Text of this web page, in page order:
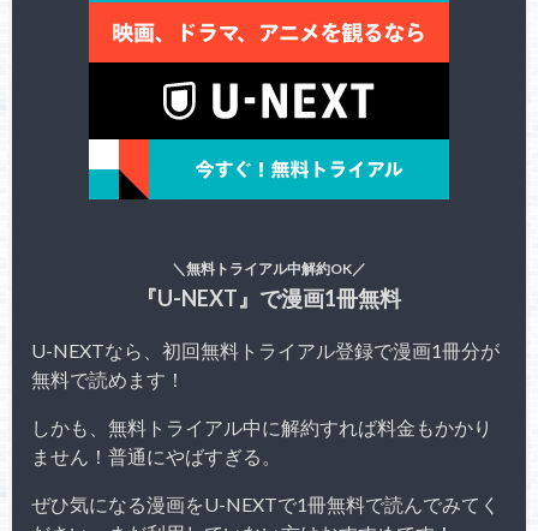
＼無料トライアル中解約OK／
『U-NEXT』で漫画1冊無料
U-NEXTなら、初回無料トライアル登録で漫画1冊分が
無料で読めます！
しかも、無料トライアル中に解約すれば料金もかかり
ません！普通にやばすぎる。
ぜひ気になる漫画をU-NEXTで1冊無料で読んでみてく